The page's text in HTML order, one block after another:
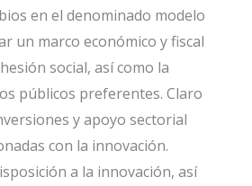
en el denominado modelo
un marco económico y fiscal
social, así como la
públicos preferentes. Claro
y apoyo sectorial
con la innovación.
a la innovación, así